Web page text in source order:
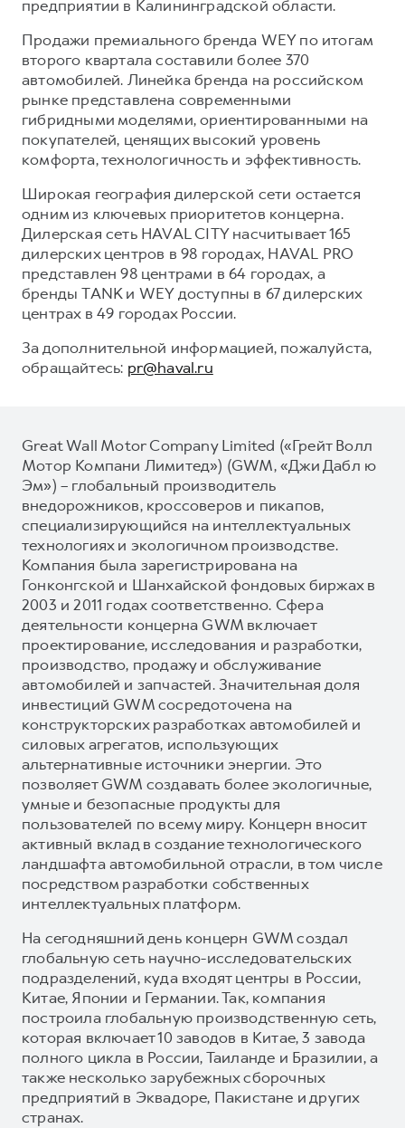
предприятии в Калининградской области.
Продажи премиального бренда WEY по итогам
второго квартала составили более 370
автомобилей. Линейка бренда на российском
рынке представлена современными
гибридными моделями, ориентированными на
покупателей, ценящих высокий уровень
комфорта, технологичность и эффективность.
Широкая география дилерской сети остается
одним из ключевых приоритетов концерна.
Дилерская сеть HAVAL CITY насчитывает 165
дилерских центров в 98 городах, HAVAL PRO
представлен 98 центрами в 64 городах, а
бренды TANK и WEY доступны в 67 дилерских
центрах в 49 городах России.
За дополнительной информацией, пожалуйста,
обращайтесь: pr@haval.ru
Great Wall Motor Company Limited («Грейт Волл
Мотор Компани Лимитед») (GWM, «Джи Дабл ю
Эм») – глобальный производитель
внедорожников, кроссоверов и пикапов,
специализирующийся на интеллектуальных
технологиях и экологичном производстве.
Компания была зарегистрирована на
Гонконгской и Шанхайской фондовых биржах в
2003 и 2011 годах соответственно. Сфера
деятельности концерна GWM включает
проектирование, исследования и разработки,
производство, продажу и обслуживание
автомобилей и запчастей. Значительная доля
инвестиций GWM сосредоточена на
конструкторских разработках автомобилей и
силовых агрегатов, использующих
альтернативные источники энергии. Это
позволяет GWM создавать более экологичные,
умные и безопасные продукты для
пользователей по всему миру. Концерн вносит
активный вклад в создание технологического
ландшафта автомобильной отрасли, в том числе
посредством разработки собственных
интеллектуальных платформ.
На сегодняшний день концерн GWM создал
глобальную сеть научно-исследовательских
подразделений, куда входят центры в России,
Китае, Японии и Германии. Так, компания
построила глобальную производственную сеть,
которая включает 10 заводов в Китае, 3 завода
полного цикла в России, Таиланде и Бразилии, а
также несколько зарубежных сборочных
предприятий в Эквадоре, Пакистане и других
странах.